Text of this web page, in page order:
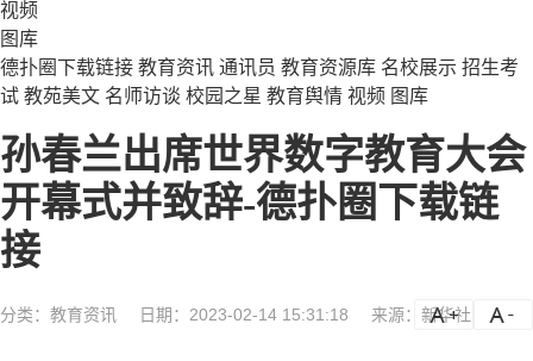
视频
图库
德扑圈下载链接 教育资讯 通讯员 教育资源库 名校展示 招生考
试 教苑美文 名师访谈 校园之星 教育舆情 视频 图库
孙春兰出席世界数字教育大会
开幕式并致辞-德扑圈下载链
接
分类： 教育资讯 日期：2023-02-14 15:31:18 来源：新华社
a